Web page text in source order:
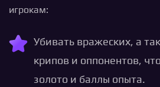
игрокам:
Убивать вражеских, а
крипов и оппонентов,
золото и баллы опыта.